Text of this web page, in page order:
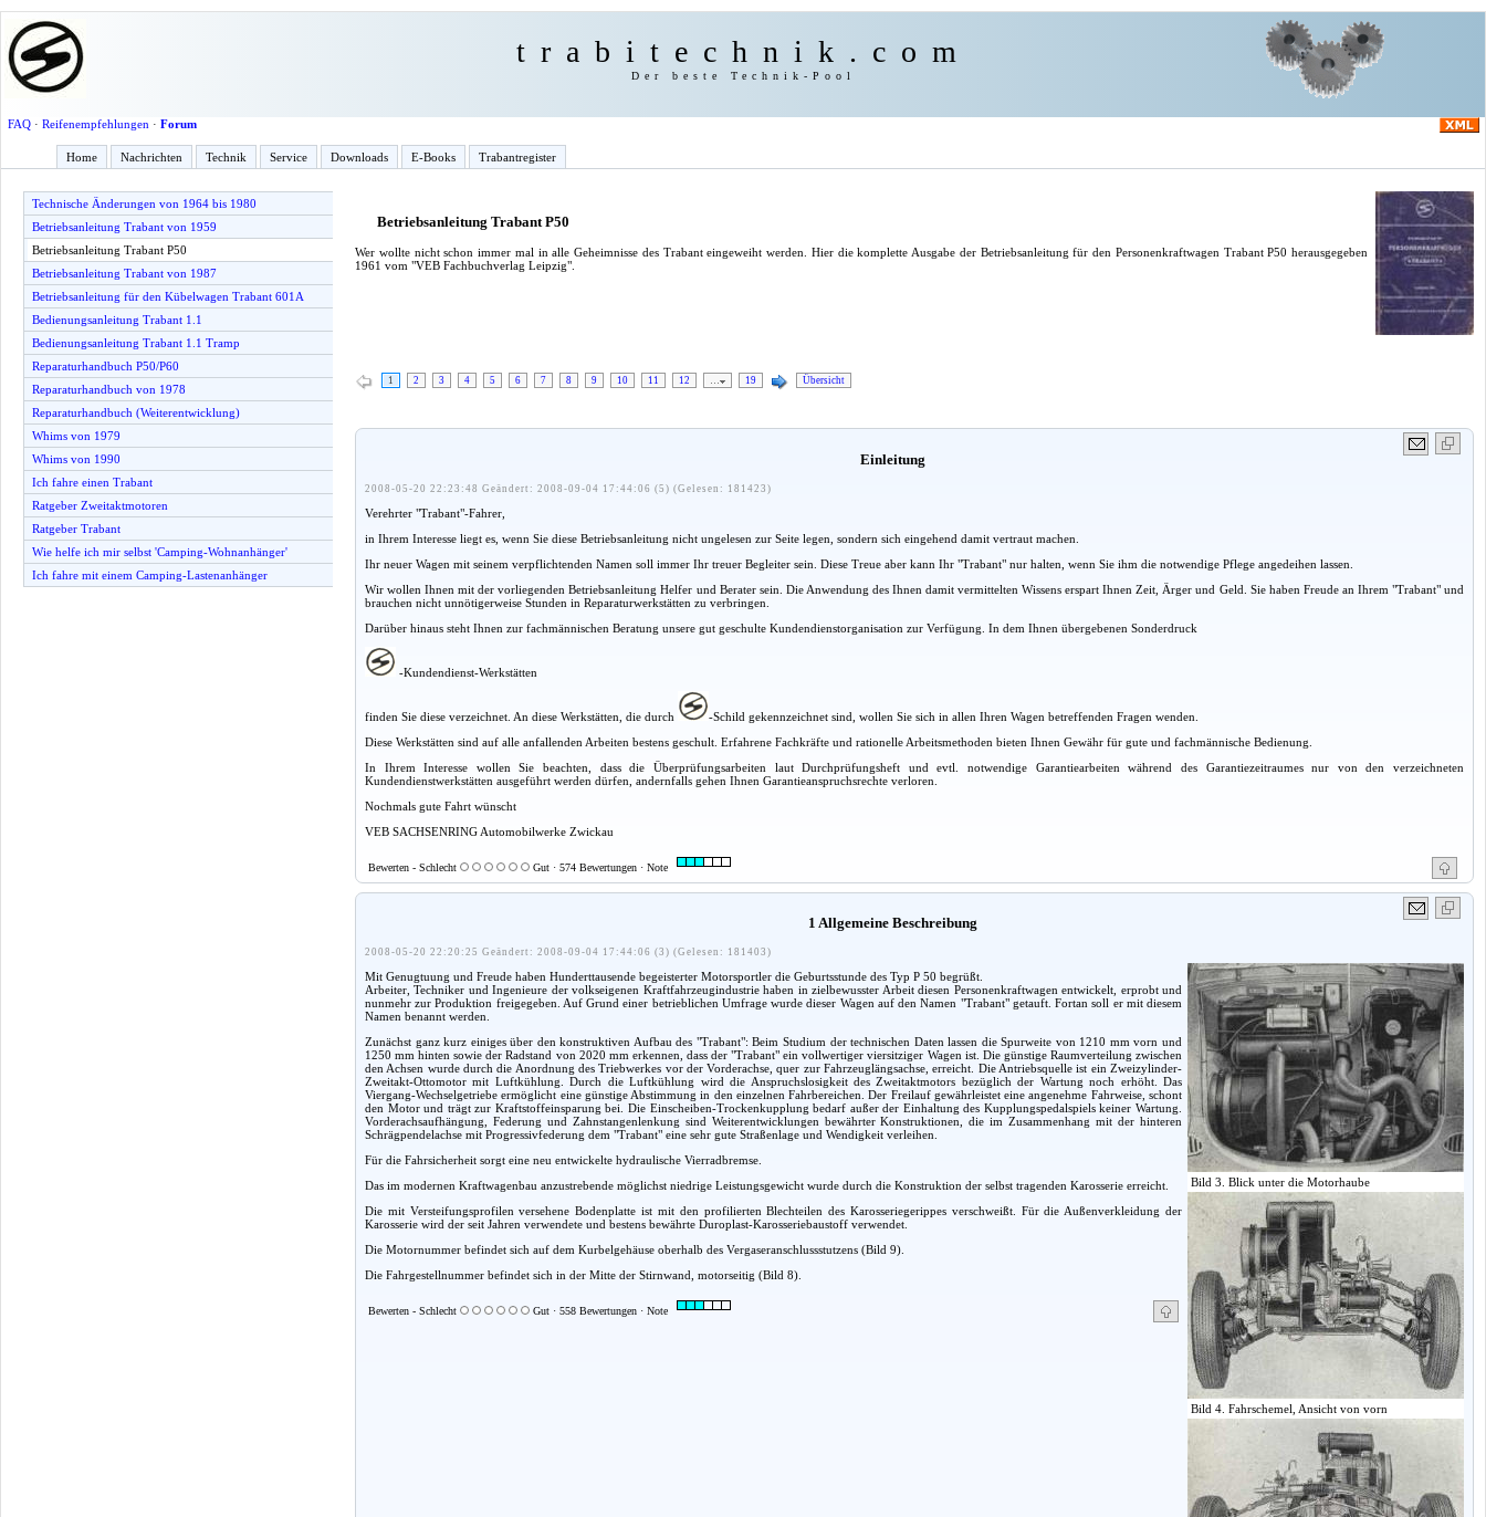
trabitechnik.com
Der beste Technik-Pool
FAQ· Reifenempfehlungen · Forum
Home Nachrichten Technik Service Downloads E-Books Trabantregister
Technische Änderungen von 1964 bis 1980
Betriebsanleitung Trabant von 1959
Betriebsanleitung Trabant P50
Betriebsanleitung Trabant von 1987
Betriebsanleitung für den Kübelwagen Trabant 601A
Bedienungsanleitung Trabant 1.1
Bedienungsanleitung Trabant 1.1 Tramp
Reparaturhandbuch P50/P60
Reparaturhandbuch von 1978
Reparaturhandbuch (Weiterentwicklung)
Whims von 1979
Whims von 1990
Ich fahre einen Trabant
Ratgeber Zweitaktmotoren
Ratgeber Trabant
Wie helfe ich mir selbst 'Camping-Wohnanhänger'
Ich fahre mit einem Camping-Lastenanhänger
Betriebsanleitung Trabant P50
Wer wollte nicht schon immer mal in alle Geheimnisse des Trabant eingeweiht werden. Hier die komplette Ausgabe der Betriebsanleitung für den Personenkraftwagen Trabant P50 herausgegeben
1961 vom "VEB Fachbuchverlag Leipzig".
1 2 3 4 5 6 7 8 9 10 11 12 … 19 Übersicht
Einleitung
2008-05-20 22:23:48 Geändert: 2008-09-04 17:44:06 (5) (Gelesen: 181423)
Verehrter "Trabant"-Fahrer,
in Ihrem Interesse liegt es, wenn Sie diese Betriebsanleitung nicht ungelesen zur Seite legen, sondern sich eingehend damit vertraut machen.
Ihr neuer Wagen mit seinem verpflichtenden Namen soll immer Ihr treuer Begleiter sein. Diese Treue aber kann Ihr "Trabant" nur halten, wenn Sie ihm die notwendige Pflege angedeihen lassen.
Wir wollen Ihnen mit der vorliegenden Betriebsanleitung Helfer und Berater sein. Die Anwendung des Ihnen damit vermittelten Wissens erspart Ihnen Zeit, Ärger und Geld. Sie haben Freude an Ihrem "Trabant" und
brauchen nicht unnötigerweise Stunden in Reparaturwerkstätten zu verbringen.
Darüber hinaus steht Ihnen zur fachmännischen Beratung unsere gut geschulte Kundendienstorganisation zur Verfügung. In dem Ihnen übergebenen Sonderdruck
-Kundendienst-Werkstätten
finden Sie diese verzeichnet. An diese Werkstätten, die durch
-Schild gekennzeichnet sind, wollen Sie sich in allen Ihren Wagen betreffenden Fragen wenden.
Diese Werkstätten sind auf alle anfallenden Arbeiten bestens geschult. Erfahrene Fachkräfte und rationelle Arbeitsmethoden bieten Ihnen Gewähr für gute und fachmännische Bedienung.
In Ihrem Interesse wollen Sie beachten, dass die Überprüfungsarbeiten laut Durchprüfungsheft und evtl. notwendige Garantiearbeiten während des Garantiezeitraumes nur von den verzeichneten
Kundendienstwerkstätten ausgeführt werden dürfen, andernfalls gehen Ihnen Garantieanspruchsrechte verloren.
Nochmals gute Fahrt wünscht
VEB SACHSENRING Automobilwerke Zwickau
Bewerten - Schlecht Gut · 574 Bewertungen · Note
1 Allgemeine Beschreibung
2008-05-20 22:20:25 Geändert: 2008-09-04 17:44:06 (3) (Gelesen: 181403)
Bild 3. Blick unter die Motorhaube
Bild 4. Fahrschemel, Ansicht von vorn
Mit Genugtuung und Freude haben Hunderttausende begeisterter Motorsportler die Geburtsstunde des Typ P 50 begrüßt.
Arbeiter, Techniker und Ingenieure der volkseigenen Kraftfahrzeugindustrie haben in zielbewusster Arbeit diesen Personenkraftwagen entwickelt, erprobt und
nunmehr zur Produktion freigegeben. Auf Grund einer betrieblichen Umfrage wurde dieser Wagen auf den Namen "Trabant" getauft. Fortan soll er mit diesem
Namen benannt werden.
Zunächst ganz kurz einiges über den konstruktiven Aufbau des "Trabant": Beim Studium der technischen Daten lassen die Spurweite von 1210 mm vorn und
1250 mm hinten sowie der Radstand von 2020 mm erkennen, dass der "Trabant" ein vollwertiger viersitziger Wagen ist. Die günstige Raumverteilung zwischen
den Achsen wurde durch die Anordnung des Triebwerkes vor der Vorderachse, quer zur Fahrzeuglängsachse, erreicht. Die Antriebsquelle ist ein Zweizylinder-
Zweitakt-Ottomotor mit Luftkühlung. Durch die Luftkühlung wird die Anspruchslosigkeit des Zweitaktmotors bezüglich der Wartung noch erhöht. Das
Viergang-Wechselgetriebe ermöglicht eine günstige Abstimmung in den einzelnen Fahrbereichen. Der Freilauf gewährleistet eine angenehme Fahrweise, schont
den Motor und trägt zur Kraftstoffeinsparung bei. Die Einscheiben-Trockenkupplung bedarf außer der Einhaltung des Kupplungspedalspiels keiner Wartung.
Vorderachsaufhängung, Federung und Zahnstangenlenkung sind Weiterentwicklungen bewährter Konstruktionen, die im Zusammenhang mit der hinteren
Schrägpendelachse mit Progressivfederung dem "Trabant" eine sehr gute Straßenlage und Wendigkeit verleihen.
Für die Fahrsicherheit sorgt eine neu entwickelte hydraulische Vierradbremse.
Das im modernen Kraftwagenbau anzustrebende möglichst niedrige Leistungsgewicht wurde durch die Konstruktion der selbst tragenden Karosserie erreicht.
Die mit Versteifungsprofilen versehene Bodenplatte ist mit den profilierten Blechteilen des Karosseriegerippes verschweißt. Für die Außenverkleidung der
Karosserie wird der seit Jahren verwendete und bestens bewährte Duroplast-Karosseriebaustoff verwendet.
Die Motornummer befindet sich auf dem Kurbelgehäuse oberhalb des Vergaseranschlussstutzens (Bild 9).
Die Fahrgestellnummer befindet sich in der Mitte der Stirnwand, motorseitig (Bild 8).
Bewerten - Schlecht Gut · 558 Bewertungen · Note